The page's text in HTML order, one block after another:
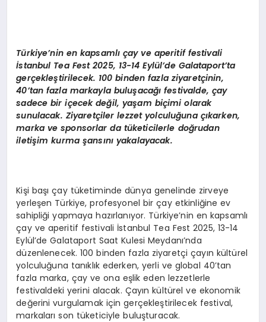
Türkiye’nin en kapsamlı çay ve aperitif festivali
İstanbul Tea Fest 2025, 13-14 Eylül’de Galataport’ta
gerçekleştirilecek. 100 binden fazla ziyaretçinin,
40’tan fazla markayla buluşacağı festivalde, çay
sadece bir içecek değil, yaşam biçimi olarak
sunulacak. Ziyaretçiler lezzet yolculuğuna çıkarken,
marka ve sponsorlar da tüketicilerle doğrudan
iletişim kurma şansını yakalayacak.
Kişi başı çay tüketiminde dünya genelinde zirveye
yerleşen Türkiye, profesyonel bir çay etkinliğine ev
sahipliği yapmaya hazırlanıyor. Türkiye’nin en kapsamlı
çay ve aperitif festivali İstanbul Tea Fest 2025, 13-14
Eylül’de Galataport Saat Kulesi Meydanı’nda
düzenlenecek. 100 binden fazla ziyaretçi çayın kültürel
yolculuğuna tanıklık ederken, yerli ve global 40’tan
fazla marka, çay ve ona eşlik eden lezzetlerle
festivaldeki yerini alacak. Çayın kültürel ve ekonomik
değerini vurgulamak için gerçekleştirilecek festival,
markaları son tüketiciyle buluşturacak.